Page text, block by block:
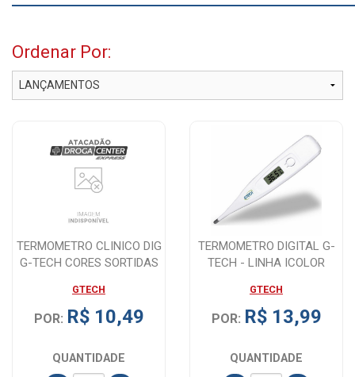
Inaladores E Nebulizador
Eletronico
Ordenar Por:
TERMOMETRO CLINICO DIG
G-TECH CORES SORTIDAS
GTECH
POR: R$ 10,49
QUANTIDADE
TERMOMETRO DIGITAL G-
TECH - LINHA ICOLOR
GTECH
POR: R$ 13,99
QUANTIDADE